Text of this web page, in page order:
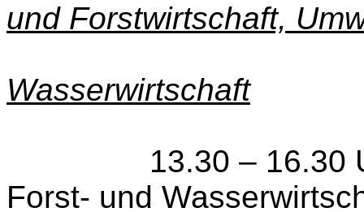
und Forstwirtschaft,
Wasserwirtschaft
13.30 – 16.30
Forst- und